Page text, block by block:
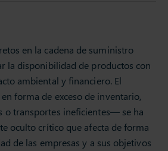
en la cadena de suministro
la disponibilidad de productos con
ambiental y financiero. El
forma de exceso de inventario,
o transportes ineficientes— se ha
oculto crítico que afecta de forma
de las empresas y a sus objetivos